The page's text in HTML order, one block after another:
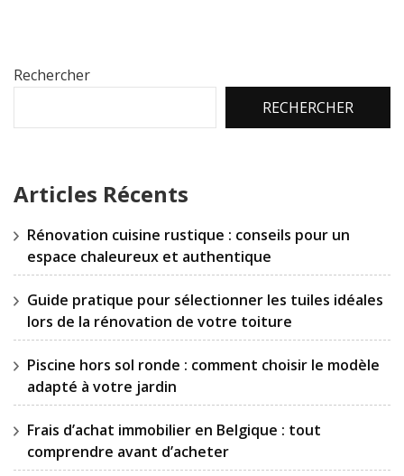
Rechercher
RECHERCHER
Articles Récents
Rénovation cuisine rustique : conseils pour un
espace chaleureux et authentique
Guide pratique pour sélectionner les tuiles idéales
lors de la rénovation de votre toiture
Piscine hors sol ronde : comment choisir le modèle
adapté à votre jardin
Frais d’achat immobilier en Belgique : tout
comprendre avant d’acheter